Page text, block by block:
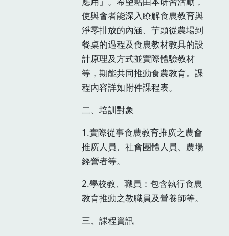
使與會者能深入瞭解食農教育與
淨零排放的內涵、芋頭從農場到
餐桌的過程及食農教材教具的設
計原理及方式並實際體驗教材
等，期能共同推動食農教育。課
程內容詳如附件課程表。
二、培訓對象
1.實際從事食農教育推廣之農會
推廣人員、社會團體人員、農場
經營者等。
2.學校教、職員：包含執行食農
教育推動之教職員及營養師等。
三、課程資訊